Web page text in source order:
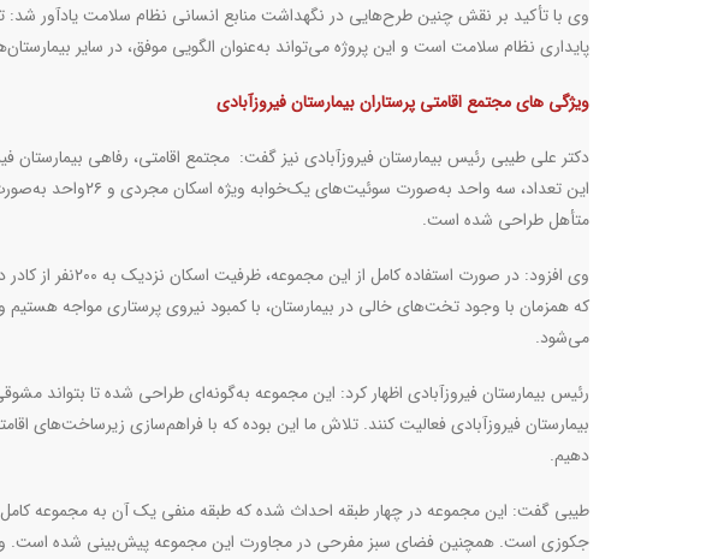
وی با تأکید بر نقش چنین طرح‌هایی در نگهداشت منابع انسانی نظام سلامت یادآور شد:
پایداری نظام سلامت است و این پروژه می‌تواند به‌عنوان الگویی موفق، در سایر
ویژگی های مجتمع اقامتی پرستاران بیمارستان فیروزآبادی
این تعداد، سه واحد
متأهل طراحی شده است.
وی افزود: در صورت
که همزمان با وجود تخت‌های خالی در بیمارستان، با کمبود نیروی پرستاری مواجه
می‌شود.
رئیس بیمارستان فیروزآبادی اظهار کرد: این مجموعه به‌گونه‌ای طراحی شده تا بتواند
بیمارستان فیروزآبادی فعالیت کنند. تلاش ما این بوده که با فراهم‌سازی زیرساخت‌های
دهیم.
طیبی گفت: این مجموعه در چهار طبقه احداث شده که طبقه منفی یک آن به مجموعه
جکوزی است. همچنین فضای سبز مفرحی در مجاورت این مجموعه پیش‌بینی شده است.